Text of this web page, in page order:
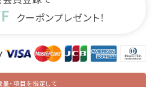
クーポンプレゼント！
量・項目を指定して